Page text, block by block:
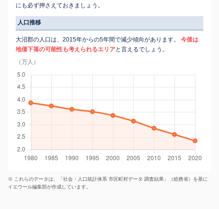
にも必ず押さえておきましょう。
人口推移
大沼郡の人口は、2015年からの5年間で減少傾向があります。
今後は
地価下落の可能性も考えられるエリアと言えるでしょう。
（万人）
※ これらのデータは、「社会・人口統計体系 市区町村データ 調査結果」（総務省）を基に
イエウール編集部が作成しています。